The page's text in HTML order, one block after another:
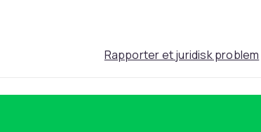
Rapporter et juridisk problem